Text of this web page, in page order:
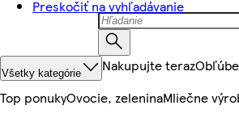
Preskočiť na vyhľadávanie
Všetky kategórie Nakupujte teraz
Top ponukyOvocie, zeleninaMliečne